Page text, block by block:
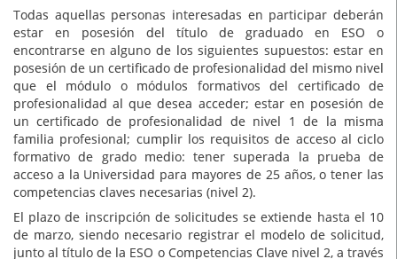
Todas aquellas personas interesadas en participar deberán
estar en posesión del título de graduado en ESO o
encontrarse en alguno de los siguientes supuestos: estar en
posesión de un certificado de profesionalidad del mismo nivel
que el módulo o módulos formativos del certificado de
profesionalidad al que desea acceder; estar en posesión de
un certificado de profesionalidad de nivel 1 de la misma
familia profesional; cumplir los requisitos de acceso al ciclo
formativo de grado medio: tener superada la prueba de
acceso a la Universidad para mayores de 25 años, o tener las
competencias claves necesarias (nivel 2).
El plazo de inscripción de solicitudes se extiende hasta el 10
de marzo, siendo necesario registrar el modelo de solicitud,
junto al título de la ESO o Competencias Clave nivel 2, a través